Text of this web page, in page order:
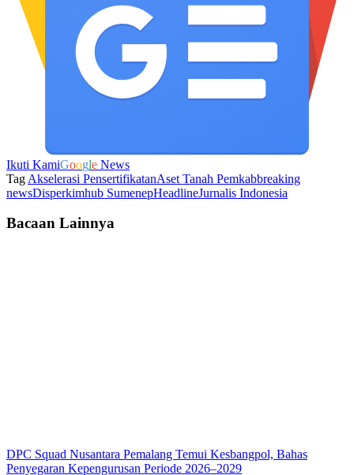
Ikuti KamiGoogle News
Tag Akselerasi PensertifikatanAset Tanah Pemkabbreaking
newsDisperkimhub SumenepHeadlineJurnalis Indonesia
Bacaan Lainnya
DPC Squad Nusantara Pemalang Temui Kesbangpol, Bahas
Penyegaran Kepengurusan Periode 2026–2029